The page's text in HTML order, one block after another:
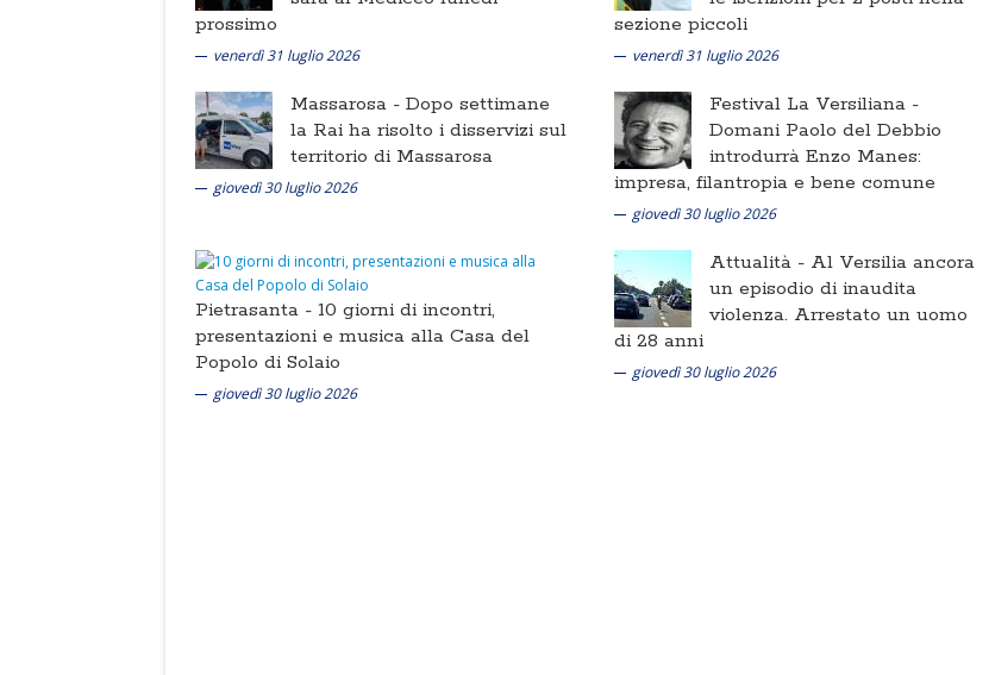
prossimo
venerdì 31 luglio 2026
sezione piccoli
venerdì 31 luglio 2026
Massarosa - Dopo settimane
la Rai ha risolto i disservizi sul
territorio di Massarosa
giovedì 30 luglio 2026
Festival La Versiliana -
Domani Paolo del Debbio
introdurrà Enzo Manes:
impresa, filantropia e bene comune
giovedì 30 luglio 2026
Pietrasanta - 10 giorni di incontri,
presentazioni e musica alla Casa del
Popolo di Solaio
giovedì 30 luglio 2026
Attualità - Al Versilia ancora
un episodio di inaudita
violenza. Arrestato un uomo
di 28 anni
giovedì 30 luglio 2026